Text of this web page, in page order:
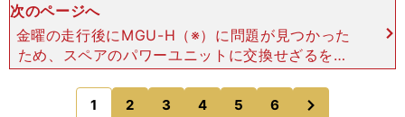
次のページへ
金曜の走行後にMGU-H（※）に問題が見つかった
ため、スペアのパワーユニットに交換せざるを得
ず、皮肉なことにアロンソは金曜はスペック３、土
曜はスペック２で走行して直接的な比較を体感する
1 2 3 4 5 6
のページへ